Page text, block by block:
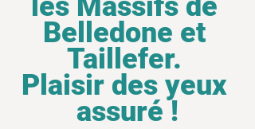
Belledone et
Taillefer.
Plaisir des yeux
assuré !